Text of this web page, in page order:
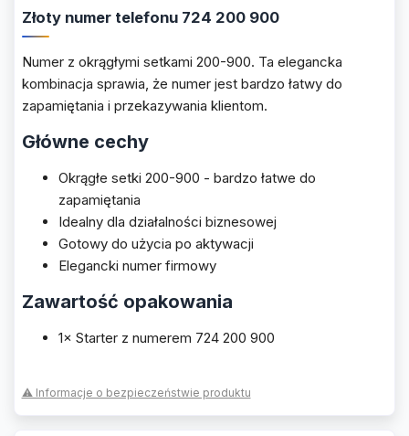
Złoty numer telefonu 724 200 900
Numer z okrągłymi setkami 200-900. Ta elegancka
kombinacja sprawia, że numer jest bardzo łatwy do
zapamiętania i przekazywania klientom.
Główne cechy
Okrągłe setki 200-900 - bardzo łatwe do
zapamiętania
Idealny dla działalności biznesowej
Gotowy do użycia po aktywacji
Elegancki numer firmowy
Zawartość opakowania
1× Starter z numerem 724 200 900
⚠ Informacje o bezpieczeństwie produktu